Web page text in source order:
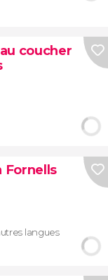
coucher
Fornells
langues